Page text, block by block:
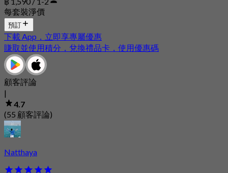
每套裝淨價
預訂
下載 App，立即享專屬優惠
賺取並使用積分，兌換禮品卡，使用優惠碼
顧客評論
|
4.7
(55 顧客評論)
Natthaya